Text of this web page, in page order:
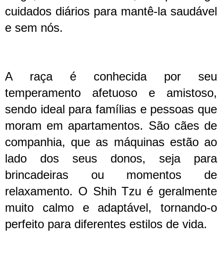
cuidados diários para mantê-la saudável
e sem nós.
A raça é conhecida por seu
temperamento afetuoso e amistoso,
sendo ideal para famílias e pessoas que
moram em apartamentos. São cães de
companhia, que as máquinas estão ao
lado dos seus donos, seja para
brincadeiras ou momentos de
relaxamento. O Shih Tzu é geralmente
muito calmo e adaptável, tornando-o
perfeito para diferentes estilos de vida.